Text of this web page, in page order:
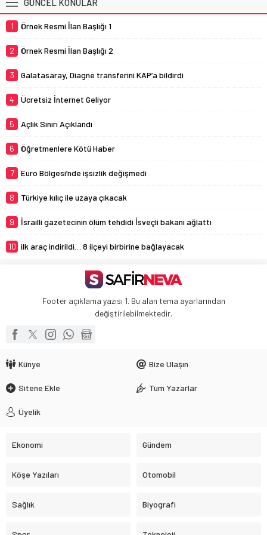
GÜNCEL KONULAR
1 Örnek Resmi İlan Başlığı 1
2 Örnek Resmi İlan Başlığı 2
3 Galatasaray, Diagne transferini KAP’a bildirdi
4 Ücretsiz İnternet Geliyor
5 Açlık Sınırı Açıklandı
6 Öğretmenlere Kötü Haber
7 Euro Bölgesi’nde işsizlik değişmedi
8 Türkiye kılıç ile uzaya çıkacak
9 İsrailli gazetecinin ölüm tehdidi İsveçli bakanı ağlattı
10 ilk araç indirildi… 8 ilçeyi birbirine bağlayacak
Footer açıklama yazısı 1. Bu alan tema ayarlarından
değiştirilebilmektedir.
Künye Bize Ulaşın
Sitene Ekle Tüm Yazarlar
Üyelik
Ekonomi Gündem
Köşe Yazıları Otomobil
Sağlık Biyografi